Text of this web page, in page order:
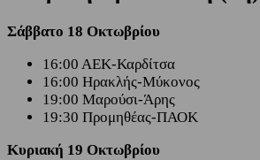
Σάββατο 18 Οκτωβρίου
16:00 ΑΕΚ-Καρδίτσα
16:00 Ηρακλής-Μύκονος
19:00 Μαρούσι-Άρης
19:30 Προμηθέας-ΠΑΟΚ
Κυριακή 19 Οκτωβρίου